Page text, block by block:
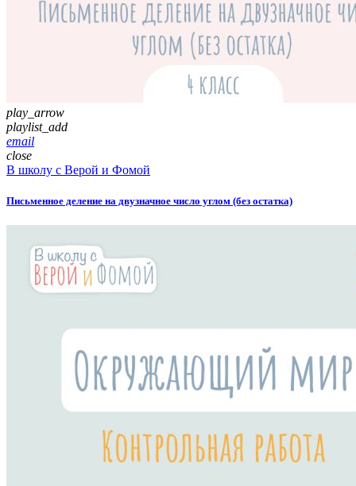
play_arrow
playlist_add
email
close
В школу с Верой и Фомой
Письменное деление на двузначное число углом (без остатка)